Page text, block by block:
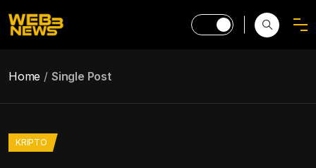
Home Single Post
KRIPTO